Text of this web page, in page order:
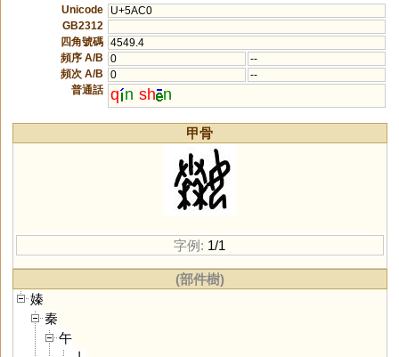
Unicode
U+5AC0
GB2312
四角號碼 4549.4
頻序 A/B
0
--
頻次 A/B
0
--
普通話 q n sh n
甲骨
字例: 1/1
(部件樹)
嫀
秦
午